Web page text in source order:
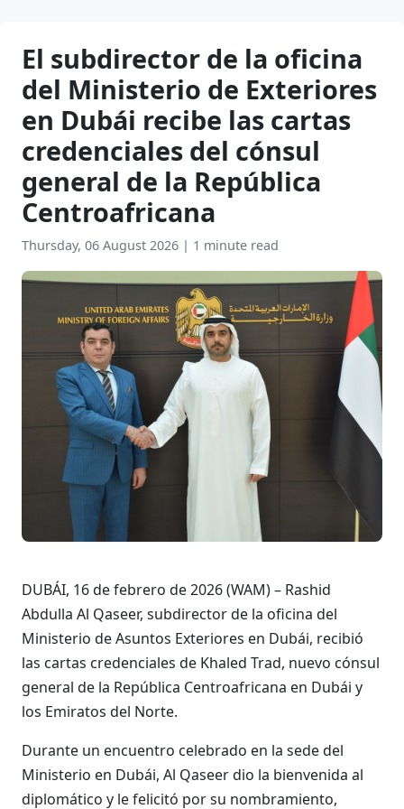
El subdirector de la oficina
del Ministerio de Exteriores
en Dubái recibe las cartas
credenciales del cónsul
general de la República
Centroafricana
Thursday, 06 August 2026 | 1 minute read
DUBÁI, 16 de febrero de 2026 (WAM) – Rashid
Abdulla Al Qaseer, subdirector de la oficina del
Ministerio de Asuntos Exteriores en Dubái, recibió
las cartas credenciales de Khaled Trad, nuevo cónsul
general de la República Centroafricana en Dubái y
los Emiratos del Norte.
Durante un encuentro celebrado en la sede del
Ministerio en Dubái, Al Qaseer dio la bienvenida al
diplomático y le felicitó por su nombramiento,